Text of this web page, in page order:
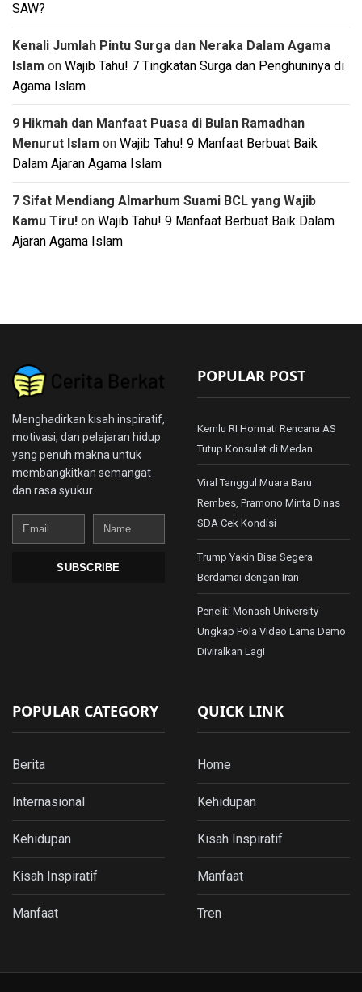
SAW?
Kenali Jumlah Pintu Surga dan Neraka Dalam Agama
Islam on Wajib Tahu! 7 Tingkatan Surga dan Penghuninya di
Agama Islam
9 Hikmah dan Manfaat Puasa di Bulan Ramadhan
Menurut Islam on Wajib Tahu! 9 Manfaat Berbuat Baik
Dalam Ajaran Agama Islam
7 Sifat Mendiang Almarhum Suami BCL yang Wajib
Kamu Tiru! on Wajib Tahu! 9 Manfaat Berbuat Baik Dalam
Ajaran Agama Islam
Menghadirkan kisah inspiratif,
motivasi, dan pelajaran hidup
yang penuh makna untuk
membangkitkan semangat
dan rasa syukur.
Email
Name
SUBSCRIBE
POPULAR POST
Kemlu RI Hormati Rencana AS
Tutup Konsulat di Medan
Viral Tanggul Muara Baru
Rembes, Pramono Minta Dinas
SDA Cek Kondisi
Trump Yakin Bisa Segera
Berdamai dengan Iran
Peneliti Monash University
Ungkap Pola Video Lama Demo
Diviralkan Lagi
POPULAR CATEGORY
Berita
Internasional
Kehidupan
Kisah Inspiratif
Manfaat
QUICK LINK
Home
Kehidupan
Kisah Inspiratif
Manfaat
Tren